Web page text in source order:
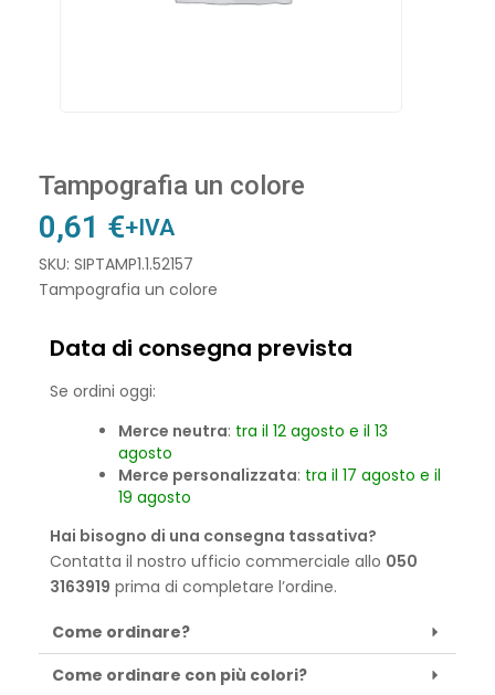
Tampografia un colore
0,61 €+IVA
SKU: SIPTAMP1.1.52157
Tampografia un colore
Data di consegna prevista
Se ordini oggi:
Merce neutra: tra il 12 agosto e il 13
agosto
Merce personalizzata: tra il 17 agosto e il
19 agosto
Hai bisogno di una consegna tassativa?
Contatta il nostro ufficio commerciale allo 050
3163919 prima di completare l’ordine.
Come ordinare?
Come ordinare con più colori?